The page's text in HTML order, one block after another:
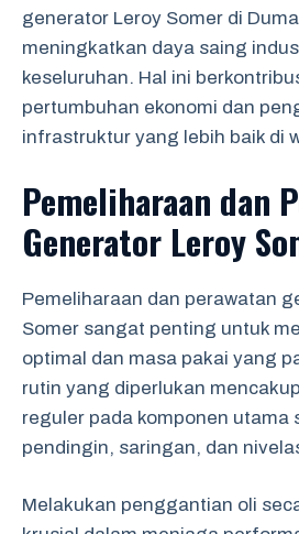
generator Leroy Somer di
meningkatkan daya saing
keseluruhan. Hal ini
pertumbuhan ekonomi dan
infrastruktur yang lebih baik di
Pemeliharaan dan
Generator Leroy
Pemeliharaan dan perawatan
Somer sangat penting untuk
optimal dan masa pakai yang
rutin yang diperlukan
reguler pada komponen utama
pendingin, saringan, dan
Melakukan penggantian oli